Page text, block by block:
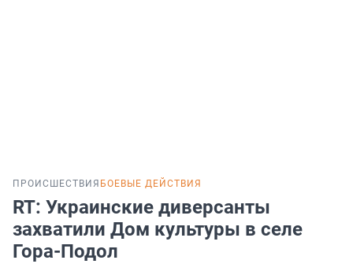
ПРОИСШЕСТВИЯ БОЕВЫЕ ДЕЙСТВИЯ
RT: Украинские диверсанты
захватили Дом культуры в селе
Гора-Подол